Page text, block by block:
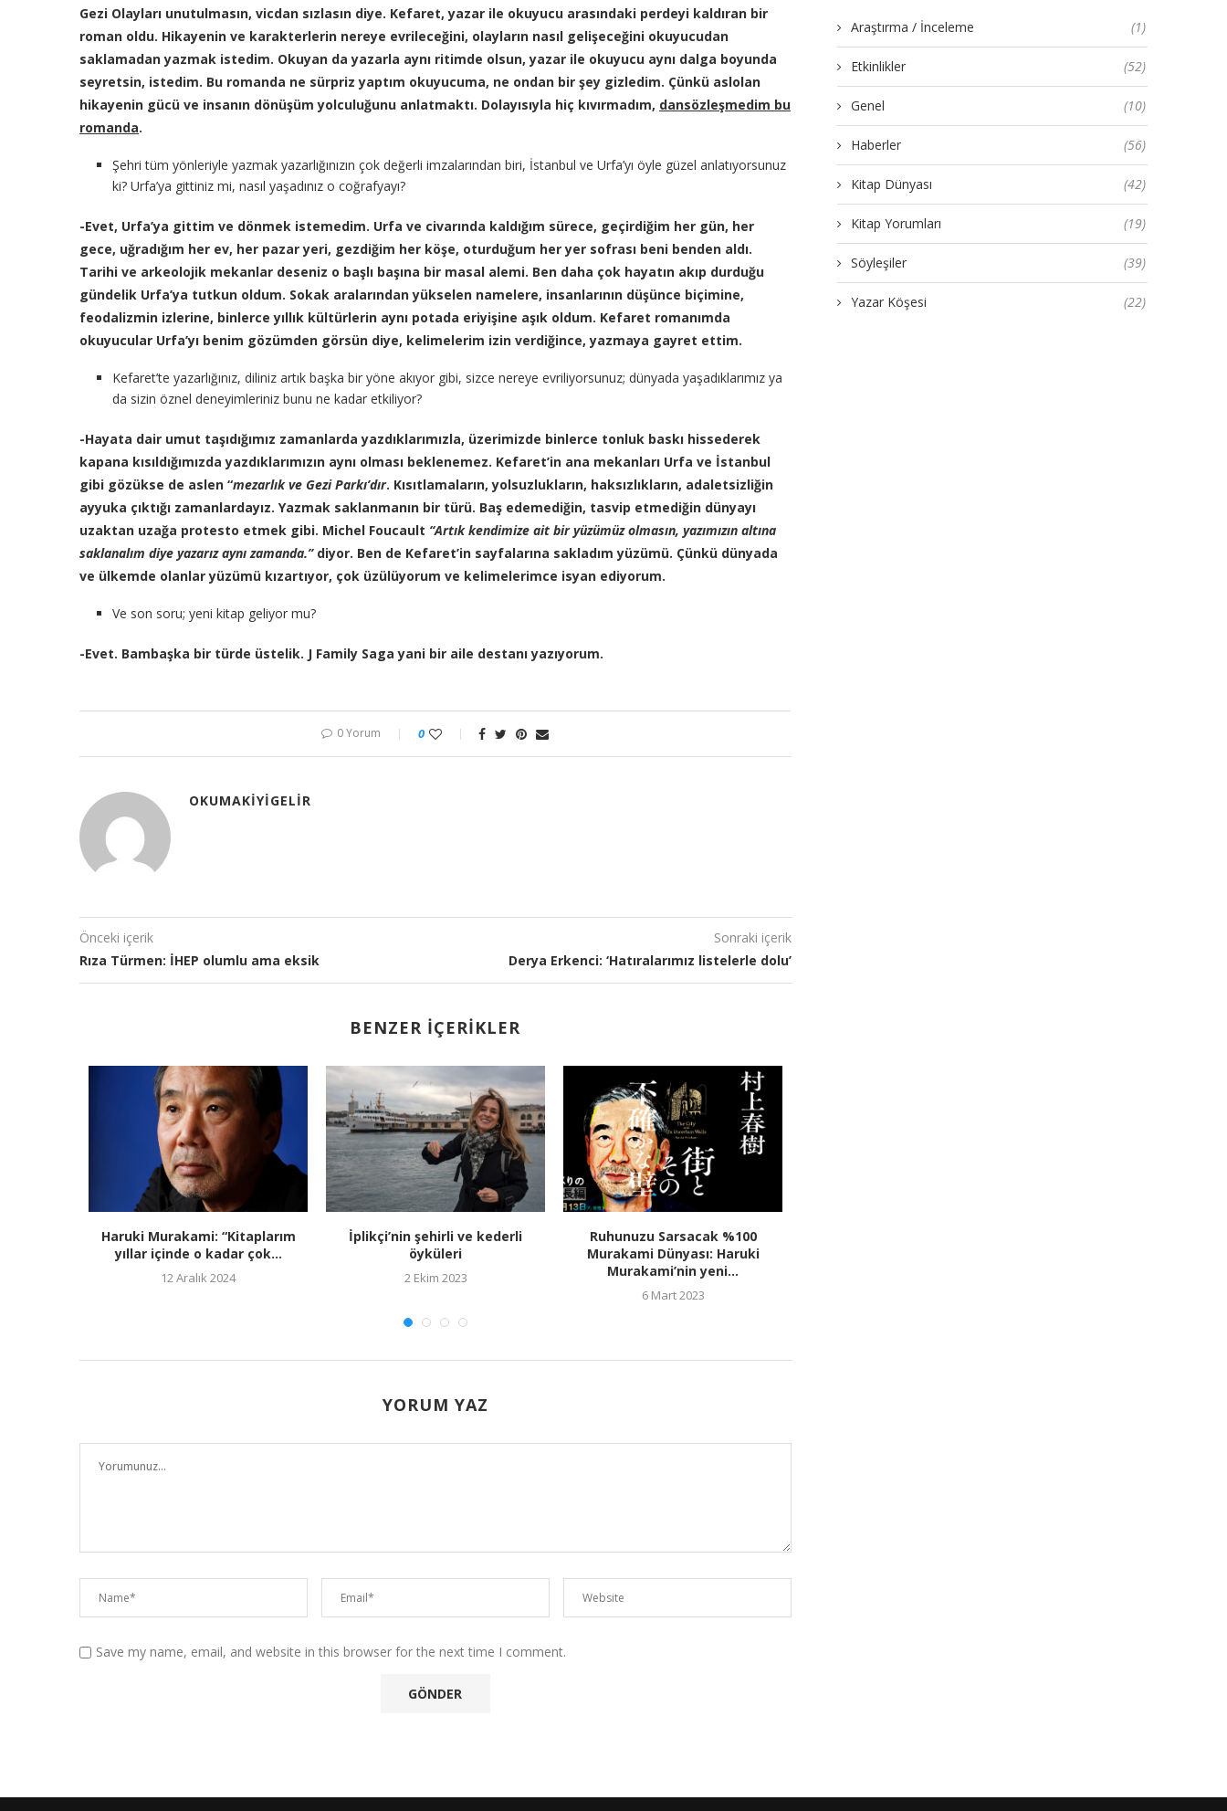
Gezi Olayları unutulmasın, vicdan sızlasın diye. Kefaret, yazar ile okuyucu arasındaki perdeyi kaldıran bir
roman oldu. Hikayenin ve karakterlerin nereye evrileceğini, olayların nasıl gelişeceğini okuyucudan
saklamadan yazmak istedim. Okuyan da yazarla aynı ritimde olsun, yazar ile okuyucu aynı dalga boyunda
seyretsin, istedim. Bu romanda ne sürpriz yaptım okuyucuma, ne ondan bir şey gizledim. Çünkü aslolan
hikayenin gücü ve insanın dönüşüm yolculuğunu anlatmaktı. Dolayısıyla hiç kıvırmadım, dansözleşmedim bu
romanda.
Şehri tüm yönleriyle yazmak yazarlığınızın çok değerli imzalarından biri, İstanbul ve Urfa’yı öyle güzel anlatıyorsunuz
ki? Urfa’ya gittiniz mi, nasıl yaşadınız o coğrafyayı?
-Evet, Urfa’ya gittim ve dönmek istemedim. Urfa ve civarında kaldığım sürece, geçirdiğim her gün, her
gece, uğradığım her ev, her pazar yeri, gezdiğim her köşe, oturduğum her yer sofrası beni benden aldı.
Tarihi ve arkeolojik mekanlar deseniz o başlı başına bir masal alemi. Ben daha çok hayatın akıp durduğu
gündelik Urfa’ya tutkun oldum. Sokak aralarından yükselen namelere, insanlarının düşünce biçimine,
feodalizmin izlerine, binlerce yıllık kültürlerin aynı potada eriyişine aşık oldum. Kefaret romanımda
okuyucular Urfa’yı benim gözümden görsün diye, kelimelerim izin verdiğince, yazmaya gayret ettim.
Kefaret’te yazarlığınız, diliniz artık başka bir yöne akıyor gibi, sizce nereye evriliyorsunuz; dünyada yaşadıklarımız ya
da sizin öznel deneyimleriniz bunu ne kadar etkiliyor?
-Hayata dair umut taşıdığımız zamanlarda yazdıklarımızla, üzerimizde binlerce tonluk baskı hissederek
kapana kısıldığımızda yazdıklarımızın aynı olması beklenemez. Kefaret’in ana mekanları Urfa ve İstanbul
gibi gözükse de aslen “mezarlık ve Gezi Parkı’dır. Kısıtlamaların, yolsuzlukların, haksızlıkların, adaletsizliğin
ayyuka çıktığı zamanlardayız. Yazmak saklanmanın bir türü. Baş edemediğin, tasvip etmediğin dünyayı
uzaktan uzağa protesto etmek gibi. Michel Foucault “Artık kendimize ait bir yüzümüz olmasın, yazımızın altına
saklanalım diye yazarız aynı zamanda.”diyor. Ben de Kefaret’in sayfalarına sakladım yüzümü. Çünkü dünyada
ve ülkemde olanlar yüzümü kızartıyor, çok üzülüyorum ve kelimelerimce isyan ediyorum.
Ve son soru; yeni kitap geliyor mu?
-Evet. Bambaşka bir türde üstelik. J Family Saga yani bir aile destanı yazıyorum.
0 Yorum 0
OKUMAKIYIGELIR
Önceki içerik
Rıza Türmen: İHEP olumlu ama eksik
Sonraki içerik
Derya Erkenci: ‘Hatıralarımız listelerle dolu’
BENZER İÇERIKLER
Haruki Murakami: “Kitaplarım
yıllar içinde o kadar çok...
12 Aralık 2024
İplikçi’nin şehirli ve kederli
öyküleri
2 Ekim 2023
Ruhunuzu Sarsacak %100
Murakami Dünyası: Haruki
Murakami’nin yeni...
6 Mart 2023
YORUM YAZ
Save my name, email, and website in this browser for the next time I comment.
Araştırma / İnceleme (1)
Etkinlikler (52)
Genel (10)
Haberler (56)
Kitap Dünyası (42)
Kitap Yorumları (19)
Söyleşiler (39)
Yazar Köşesi (22)